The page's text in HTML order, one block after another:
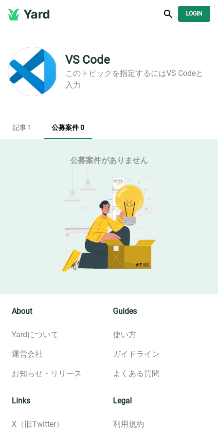
Yard LOGIN
VS Code
このトピックを指定するにはVS Codeと
入力
記事 1 公募案件 0
公募案件がありません
About
Yardについて
運営会社
お知らせ・リリース
Guides
使い方
ガイドライン
よくある質問
Links
X（旧Twitter）
Legal
利用規約